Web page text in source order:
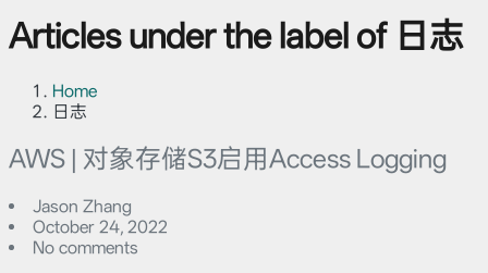
Articles under the label of 日志
Home
日志
AWS | 对象存储S3启用Access Logging
Jason Zhang
October 24, 2022
No comments